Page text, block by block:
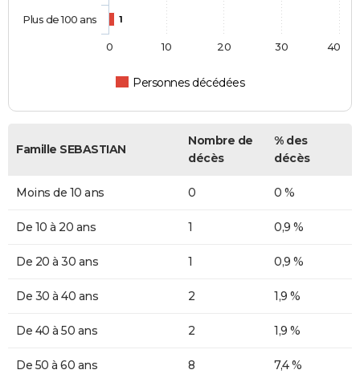
1
Personnes décédées
Plus de 100 ans
0 10 20 30 40
Famille SEBASTIAN
Nombre de
décès
% des
décès
Moins de 10 ans 0 0 %
De 10 à 20 ans 1 0,9 %
De 20 à 30 ans 1 0,9 %
De 30 à 40 ans 2 1,9 %
De 40 à 50 ans 2 1,9 %
De 50 à 60 ans 8 7,4 %